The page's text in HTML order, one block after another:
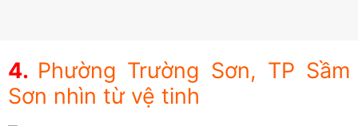
Phường Trường Sơn, TP Sầm
Sơn nhìn từ vệ tinh